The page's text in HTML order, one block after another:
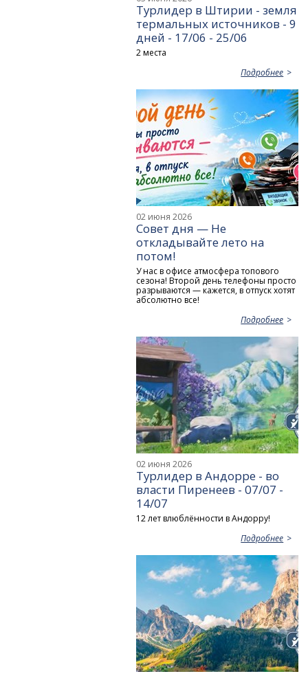
Турлидер в Штирии - земля
термальных источников - 9
дней - 17/06 - 25/06
2 места
Подробнее
02 июня 2026
Совет дня — Не
откладывайте лето на
потом!
У нас в офисе атмосфера топового
сезона! Второй день телефоны просто
разрываются — кажется, в отпуск хотят
абсолютно все!
Подробнее
02 июня 2026
Турлидер в Андорре - во
власти Пиренеев - 07/07 -
14/07
12 лет влюблённости в Андорру!
Подробнее